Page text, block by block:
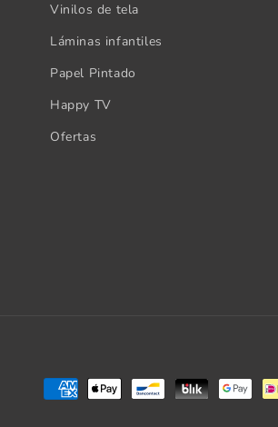
Vinilos de tela
Láminas infantiles
Papel Pintado
Happy TV
Ofertas
Formas